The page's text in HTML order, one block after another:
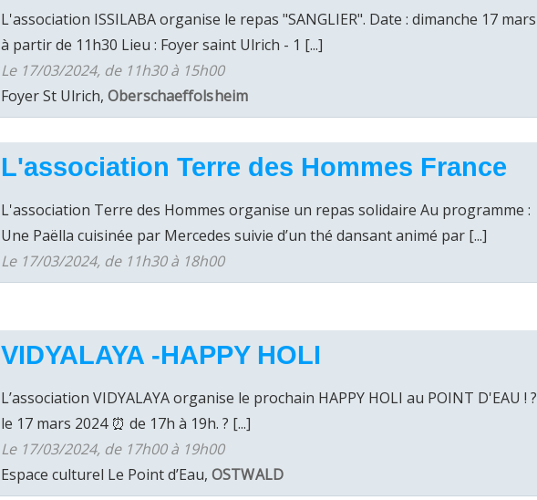
L'association ISSILABA organise le repas "SANGLIER". Date : dimanche 17 mars
à partir de 11h30 Lieu : Foyer saint Ulrich - 1 [...]
Le 17/03/2024, de 11h30 à 15h00
Foyer St Ulrich,Oberschaeffolsheim
L'association Terre des Hommes France
L'association Terre des Hommes organise un repas solidaire Au programme :
Une Paëlla cuisinée par Mercedes suivie d’un thé dansant animé par [...]
Le 17/03/2024, de 11h30 à 18h00
VIDYALAYA -HAPPY HOLI
L’association VIDYALAYA organise le prochain HAPPY HOLI au POINT D'EAU ! ?️
le 17 mars 2024 ⏰️ de 17h à 19h. ? [...]
Le 17/03/2024, de 17h00 à 19h00
Espace culturel Le Point d’Eau,OSTWALD